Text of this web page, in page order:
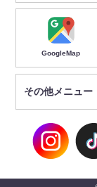
GoogleMap
その他メニュー